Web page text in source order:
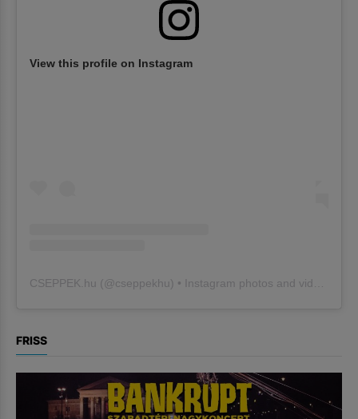
View this profile on Instagram
CSEPPEK.hu (@cseppekhu ) • Instagram photos and videos
FRISS